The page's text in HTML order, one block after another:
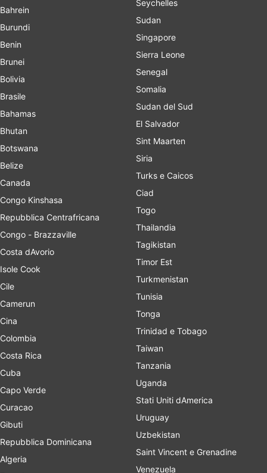
Bahrein
Burundi
Benin
Brunei
Bolivia
Brasile
Bahamas
Bhutan
Botswana
Belize
Canada
Congo Kinshasa
Repubblica Centrafricana
Congo - Brazzaville
Costa dAvorio
Isole Cook
Cile
Camerun
Cina
Colombia
Costa Rica
Cuba
Capo Verde
Curacao
Gibuti
Repubblica Dominicana
Algeria
Seychelles
Sudan
Singapore
Sierra Leone
Senegal
Somalia
Sudan del Sud
El Salvador
Sint Maarten
Siria
Turks e Caicos
Ciad
Togo
Thailandia
Tagikistan
Timor Est
Turkmenistan
Tunisia
Tonga
Trinidad e Tobago
Taiwan
Tanzania
Uganda
Stati Uniti dAmerica
Uruguay
Uzbekistan
Saint Vincent e Grenadine
Venezuela